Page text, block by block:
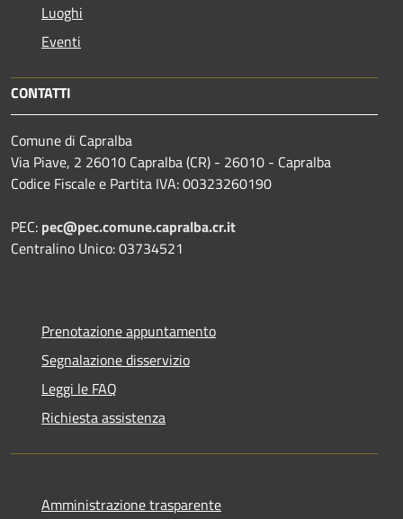
Luoghi
Eventi
CONTATTI
Comune di Capralba
Via Piave, 2 26010 Capralba (CR) - 26010 - Capralba
Codice Fiscale e Partita IVA: 00323260190
PEC: pec@pec.comune.capralba.cr.it
Centralino Unico: 03734521
Prenotazione appuntamento
Segnalazione disservizio
Leggi le FAQ
Richiesta assistenza
Amministrazione trasparente